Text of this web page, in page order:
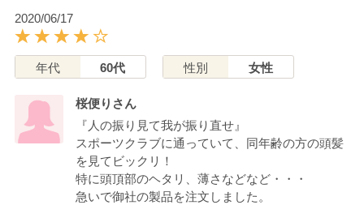
2020/06/17
年代 60代 性別 女性
桜便りさん
『人の振り見て我が振り直せ』
スポーツクラブに通っていて、同年齢の方の頭髪
を見てビックリ！
特に頭頂部のヘタリ、薄さなどなど・・・
急いで御社の製品を注文しました。